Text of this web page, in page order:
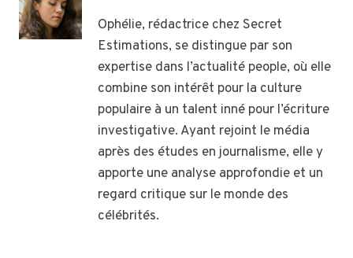
Ophélie, rédactrice chez Secret
Estimations, se distingue par son
expertise dans l’actualité people, où elle
combine son intérêt pour la culture
populaire à un talent inné pour l’écriture
investigative. Ayant rejoint le média
après des études en journalisme, elle y
apporte une analyse approfondie et un
regard critique sur le monde des
célébrités.